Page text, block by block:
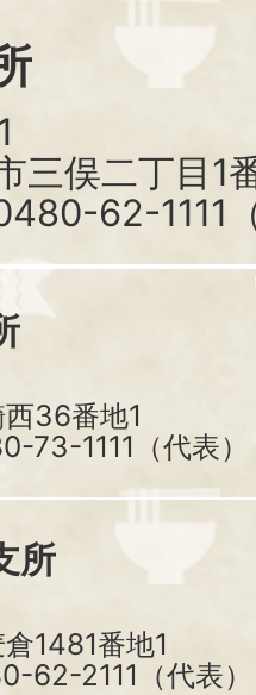
三俣二丁目1
62-1111
36番地1
73-1111（代表）
所
1481番地1
62-2111（代表）